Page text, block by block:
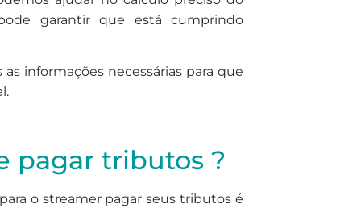
garantir que está cumprindo
informações necessárias para que
pagar tributos ?
o streamer pagar seus tributos é